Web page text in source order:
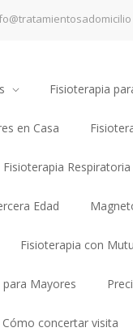
Fisioterapia
en Casa
Fisioterapia
Edad
Fisioterapia con
Mayores
Cómo concertar visita